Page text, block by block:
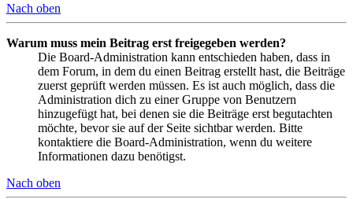
Nach oben
Warum muss mein Beitrag erst freigegeben werden?
Die Board-Administration kann entschieden haben, dass in
dem Forum, in dem du einen Beitrag erstellt hast, die Beiträge
zuerst geprüft werden müssen. Es ist auch möglich, dass die
Administration dich zu einer Gruppe von Benutzern
hinzugefügt hat, bei denen sie die Beiträge erst begutachten
möchte, bevor sie auf der Seite sichtbar werden. Bitte
kontaktiere die Board-Administration, wenn du weitere
Informationen dazu benötigst.
Nach oben